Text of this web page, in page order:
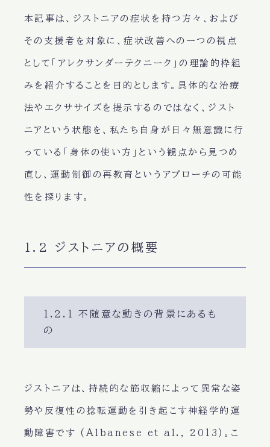
本記事は、ジストニアの症状を持つ方々、および
その支援者を対象に、症状改善への一つの視点
として「アレクサンダーテクニーク」の理論的枠組
みを紹介することを目的とします。具体的な治療
法やエクササイズを提示するのではなく、ジスト
ニアという状態を、私たち自身が日々無意識に行
っている「身体の使い方」という観点から見つめ
直し、運動制御の再教育というアプローチの可能
性を探ります。
1.2 ジストニアの概要
1.2.1 不随意な動きの背景にあるも
の
ジストニアは、持続的な筋収縮によって異常な姿
勢や反復性の捻転運動を引き起こす神経学的運
動障害です (Albanese et al., 2013)。こ